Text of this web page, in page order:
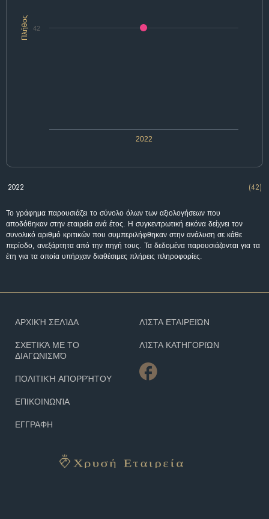
Πλήθος
2022
42
2022 (42)
Το γράφημα παρουσιάζει το σύνολο όλων των αξιολογήσεων που
αποδόθηκαν στην εταιρεία ανά έτος. Η συγκεντρωτική εικόνα δείχνει τον
συνολικό αριθμό κριτικών που συμπεριλήφθηκαν στην ανάλυση σε κάθε
περίοδο, ανεξάρτητα από την πηγή τους. Τα δεδομένα παρουσιάζονται για τα
έτη για τα οποία υπήρχαν διαθέσιμες πλήρεις πληροφορίες.
ΑΡΧΙΚΉ ΣΕΛΊΔΑ
ΣΧΕΤΙΚΆ ΜΕ ΤΟ
ΔΙΑΓΩΝΙΣΜΌ
ΠΟΛΙΤΙΚΉ ΑΠΟΡΡΉΤΟΥ
ΕΠΙΚΟΙΝΩΝΊΑ
ΕΓΓΡΑΦΗ
ΛΊΣΤΑ ΕΤΑΙΡΕΙΏΝ
ΛΊΣΤΑ ΚΑΤΗΓΟΡΙΏΝ